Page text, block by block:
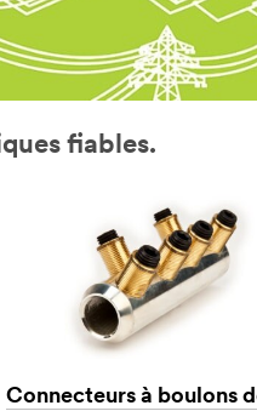
fiables.
Connecteurs à boulons